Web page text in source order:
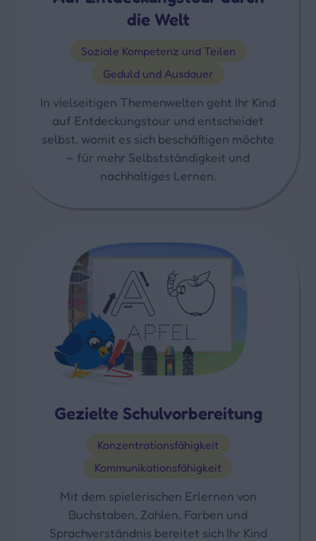
die Welt
Soziale Kompetenz und Teilen
Geduld und Ausdauer
In vielseitigen Themenwelten geht Ihr Kind
auf Entdeckungstour und entscheidet
selbst, womit es sich beschäftigen möchte
– für mehr Selbstständigkeit und
nachhaltiges Lernen.
Gezielte Schulvorbereitung
Konzentrationsfähigkeit
Kommunikationsfähigkeit
Mit dem spielerischen Erlernen von
Buchstaben, Zahlen, Farben und
Sprachverständnis bereitet sich Ihr Kind